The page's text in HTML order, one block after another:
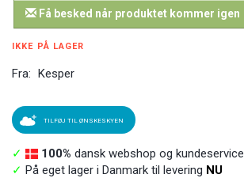
Få besked når produktet kommer igen
IKKE PÅ LAGER
Fra: Kesper
TILFØJ TIL ØNSKESKYEN
✓ 100% dansk webshop og kundeservice
✓ På eget lager i Danmark til levering NU